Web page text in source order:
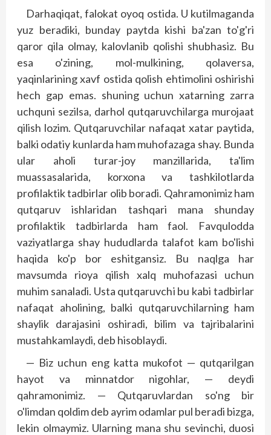
Darhaqiqat, falokat oyoq ostida. U kutilmaganda
yuz beradiki, bunday paytda kishi ba'zan to'g'ri
qaror qila olmay, kalovlanib qolishi shubhasiz. Bu
esa o'zining, mol-mulkining, qolaversa,
yaqinlarining xavf ostida qolish ehtimolini oshirishi
hech gap emas. shuning uchun xatarning zarra
uchquni sezilsa, darhol qutqaruvchilarga murojaat
qilish lozim. Qutqaruvchilar nafaqat xatar paytida,
balki odatiy kunlarda ham muhofazaga shay. Bunda
ular aholi turar-joy manzillarida, ta'lim
muassasalarida, korxona va tashkilotlarda
profilaktik tadbirlar olib boradi. Qahramonimiz ham
qutqaruv ishlaridan tashqari mana shunday
profilaktik tadbirlarda ham faol. Favqulodda
vaziyatlarga shay hududlarda talafot kam bo'lishi
haqida ko'p bor eshitgansiz. Bu naqlga har
mavsumda rioya qilish xalq muhofazasi uchun
muhim sanaladi. Usta qutqaruvchi bu kabi tadbirlar
nafaqat aholining, balki qutqaruvchilarning ham
shaylik darajasini oshiradi, bilim va tajribalarini
mustahkamlaydi, deb hisoblaydi.
— Biz uchun eng katta mukofot — qutqarilgan
hayot va minnatdor nigohlar, — deydi
qahramonimiz. — Qutqaruvlardan so'ng bir
o'limdan qoldim deb ayrim odamlar pul beradi bizga,
lekin olmaymiz. Ularning mana shu sevinchi, duosi